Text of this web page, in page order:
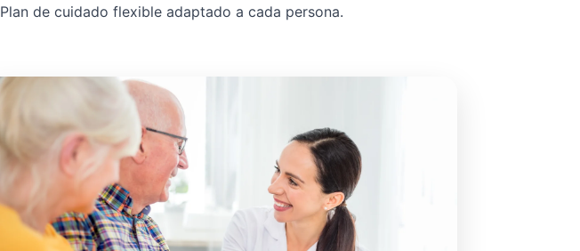
Plan de cuidado flexible adaptado a cada persona.